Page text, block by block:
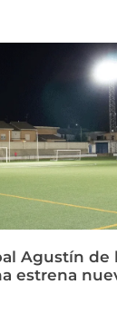
Agustín de
estrena